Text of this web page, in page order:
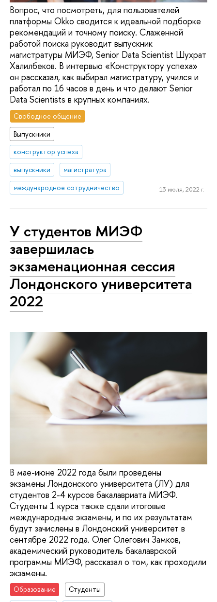
Вопрос, что посмотреть, для пользователей
платформы Okko сводится к идеальной подборке
рекомендаций и точному поиску. Слаженной
работой поиска руководит выпускник
магистратуры МИЭФ, Senior Data Scientist Шухрат
Халилбеков. В интервью «Конструктору успеха»
он рассказал, как выбирал магистратуру, учился и
работал по 16 часов в день и что делают Senior
Data Scientists в крупных компаниях.
Свободное общение
Выпускники
конструктор успеха
выпускники
магистратура
международное сотрудничество
13 июля, 2022 г.
У студентов МИЭФ
завершилась
экзаменационная сессия
Лондонского университета
2022
В мае-июне 2022 года были проведены
экзамены Лондонского университета (ЛУ) для
студентов 2-4 курсов бакалавриата МИЭФ.
Студенты 1 курса также сдали итоговые
международные экзамены, и по их результатам
будут зачислены в Лондонский университет в
сентябре 2022 года. Олег Олегович Замков,
академический руководитель бакалаврской
программы МИЭФ, рассказал о том, как проходили
экзамены.
Образование
Студенты